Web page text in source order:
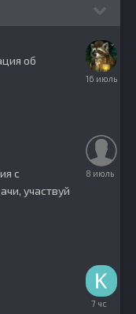
об
16
с
участвуй
8